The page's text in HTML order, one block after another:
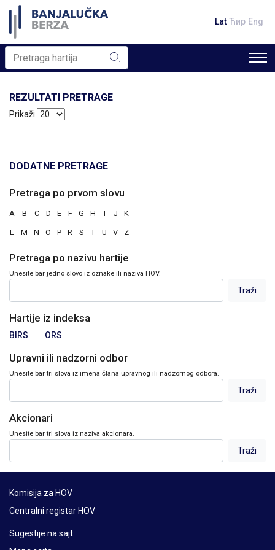
Lat Ћир Eng
REZULTATI PRETRAGE
Prikaži
DODATNE PRETRAGE
Pretraga po prvom slovu
A B C D E F G H I J K
L M N O P R S T U V Z
Pretraga po nazivu hartije
Unesite bar jedno slovo iz oznake ili naziva HOV.
Hartije iz indeksa
BIRS ORS
Upravni ili nadzorni odbor
Unesite bar tri slova iz imena člana upravnog ili nadzornog odbora.
Akcionari
Unesite bar tri slova iz naziva akcionara.
Komisija za HOV
Centralni registar HOV
Sugestije na sajt